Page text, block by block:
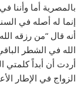
بالمصرية أما وأننا
إنما له أصله في
أنه قال “من رزقه
الله في الشطر
أردت أن أبداً كلمتي
الزواج في الإطار